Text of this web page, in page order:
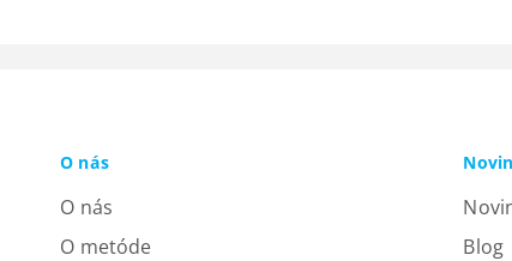
O nás
O nás
O metóde Blog